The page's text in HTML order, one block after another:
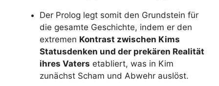
Der Prolog legt somit den Grundstein für
die gesamte Geschichte, indem er den
extremen Kontrast zwischen Kims
Statusdenken und der prekären Realität
ihres Vaters etabliert, was in Kim
zunächst Scham und Abwehr auslöst.